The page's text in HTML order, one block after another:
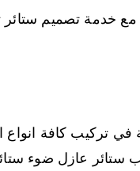
خدمة تصميم ستائر
كافة انواع
ستائر عازل ضوء